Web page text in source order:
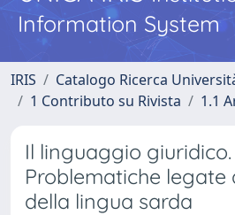
Information System
IRIS
Catalogo Ricerca
1 Contributo su Rivista
1.1
Il linguaggio giuridico.
Problematiche legate
della lingua sarda